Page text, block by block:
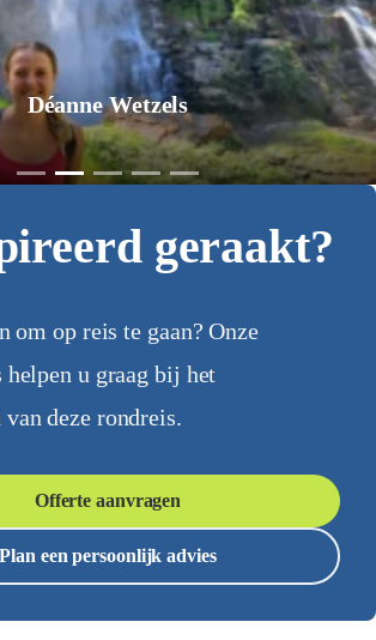
Jurgen Pol
geraakt?
op reis te gaan? Onze
helpen u graag bij het
deze rondreis.
Offerte aanvragen
Plan een persoonlijk advies